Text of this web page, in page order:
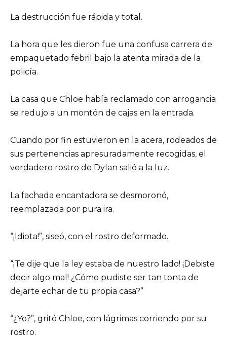
La destrucción fue rápida y total.
La hora que les dieron fue una confusa carrera de
empaquetado febril bajo la atenta mirada de la
policía.
La casa que Chloe había reclamado con arrogancia
se redujo a un montón de cajas en la entrada.
Cuando por fin estuvieron en la acera, rodeados de
sus pertenencias apresuradamente recogidas, el
verdadero rostro de Dylan salió a la luz.
La fachada encantadora se desmoronó,
reemplazada por pura ira.
“¡Idiota!”, siseó, con el rostro deformado.
“¡Te dije que la ley estaba de nuestro lado! ¡Debiste
decir algo mal! ¿Cómo pudiste ser tan tonta de
dejarte echar de tu propia casa?”
“¿Yo?”, gritó Chloe, con lágrimas corriendo por su
rostro.